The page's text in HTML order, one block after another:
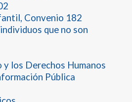
Convenio 182
que no son
y los Derechos Humanos
Pública